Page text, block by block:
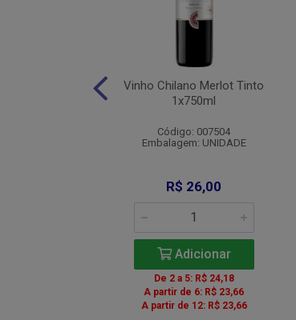
Umburana
Vinho Chilano Merlot Tinto
1x750ml
Código: 007504
Embalagem: UNIDADE
R$ 26,00
Adicionar
De 2 a 5: R$ 24,18
A partir de 6: R$ 23,66
A partir de 12: R$ 23,66